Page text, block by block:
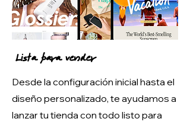
Lista para vender
Desde la configuración inicial hasta el
diseño personalizado, te ayudamos a
lanzar tu tienda con todo listo para